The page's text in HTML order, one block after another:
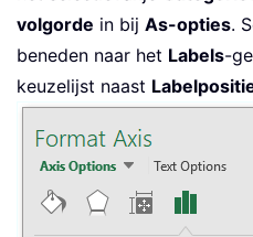
volgorde in bij As-opties.
beneden naar het Labels-
keuzelijst naast